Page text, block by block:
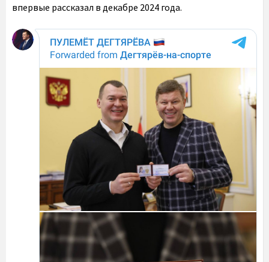
впервые рассказал в декабре 2024 года.